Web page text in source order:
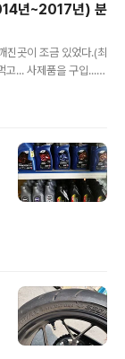
년~2017년) 분
진곳이 조금 있었다.(최
고... 사제품을 구입...자
표시도 잘해주고 체
vZN0eS8MSeI?